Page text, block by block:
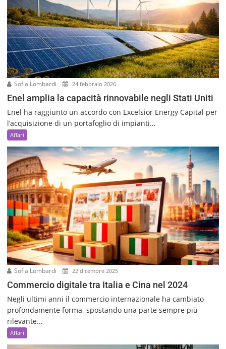
Sofia Lombardi 24 febbraio 2026
Enel amplia la capacità rinnovabile negli Stati Uniti
Enel ha raggiunto un accordo con Excelsior Energy Capital per
l’acquisizione di un portafoglio di impianti...
Affari
Sofia Lombardi 22 dicembre 2025
Commercio digitale tra Italia e Cina nel 2024
Negli ultimi anni il commercio internazionale ha cambiato
profondamente forma, spostando una parte sempre più
rilevante...
Affari